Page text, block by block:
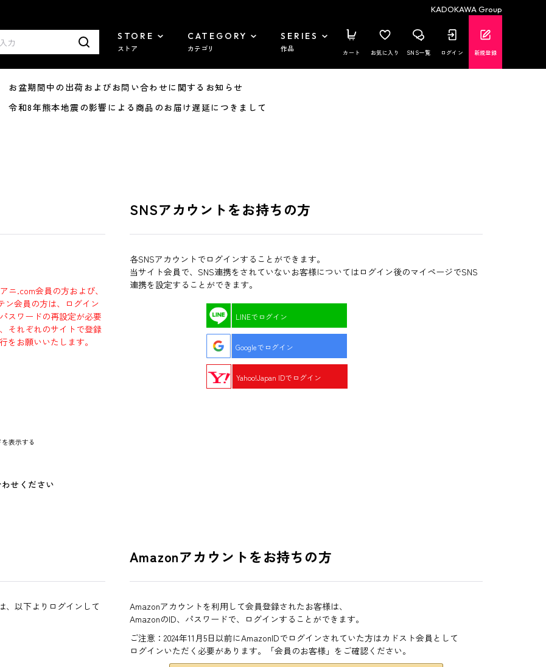
KADOKAWA Group
STORE
ストア
CATEGORY
カテゴリ
SERIES
作品 カート お気に入り SNS一覧 ログイン 新規登録
盆期間中の出荷およびお問い合わせに関するお知らせ
和8年熊本地震の影響による商品のお届け遅延につきまして
ニ.com会員の方および、
ン会員の方は、ログイン
スワードの再設定が必要
それぞれのサイトで登録
をお願いいたします。
表示する
せください
、以下よりログインして
SNSアカウントをお持ちの方
各SNSアカウントでログインすることができます。
当サイト会員で、SNS連携をされていないお客様についてはログイン後のマイページでSNS
連携を設定することができます。
LINEでログイン
Googleでログイン
Yahoo!Japan IDでログイン
Amazonアカウントをお持ちの方
Amazonアカウントを利用して会員登録されたお客様は、
AmazonのID、パスワードで、ログインすることができます。
ご注意：2024年11月5日以前にAmazonIDでログインされていた方はカドスト会員として
ログインいただく必要があります。「会員のお客様」をご確認ください。